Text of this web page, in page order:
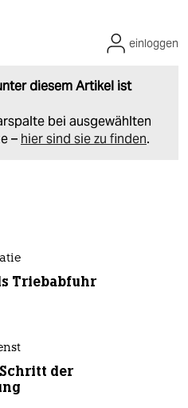
diesem Artikel ist
bei ausgewählten
– hier sind sie zu finden.
einloggen
Triebabfuhr
der